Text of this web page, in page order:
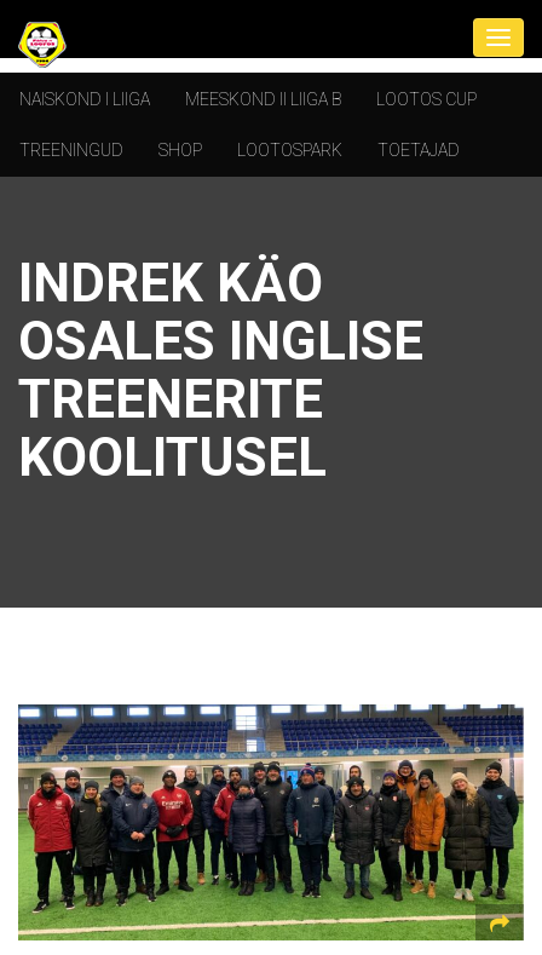
NAISKOND I LIIGA MEESKOND II LIIGA B LOOTOS CUP
TREENINGUD SHOP LOOTOSPARK TOETAJAD
INDREK KÄO
OSALES INGLISE
TREENERITE
KOOLITUSEL